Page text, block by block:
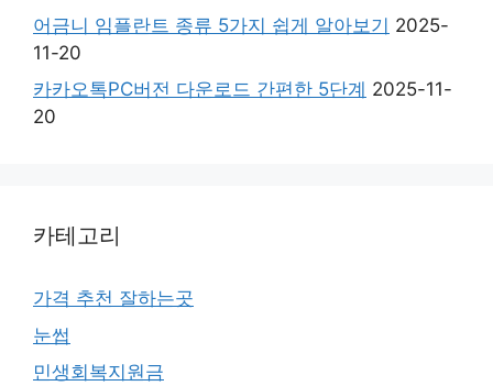
어금니 임플란트 종류 5가지 쉽게 알아보기 2025-
11-20
카카오톡PC버전 다운로드 간편한 5단계 2025-11-
20
카테고리
가격 추천 잘하는곳
눈썹
민생회복지원금